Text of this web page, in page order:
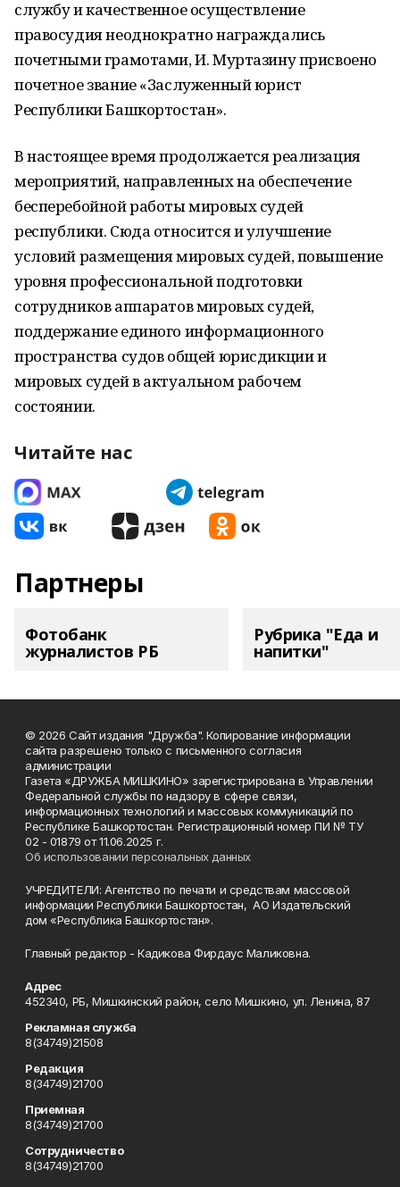
службу и качественное осуществление
правосудия неоднократно награждались
почетными грамотами, И. Муртазину присвоено
почетное звание «Заслуженный юрист
Республики Башкортостан».
В настоящее время продолжается реализация
мероприятий, направленных на обеспечение
бесперебойной работы мировых судей
республики. Сюда относится и улучшение
условий размещения мировых судей, повышение
уровня профессиональной подготовки
сотрудников аппаратов мировых судей,
поддержание единого информационного
пространства судов общей юрисдикции и
мировых судей в актуальном рабочем
состоянии.
Читайте нас
Партнеры
Фотобанк
журналистов РБ
Рубрика "Еда и
напитки"
© 2026 Сайт издания "Дружба". Копирование информации
сайта разрешено только с письменного согласия
администрации
Газета «ДРУЖБА МИШКИНО» зарегистрирована в Управлении
Федеральной службы по надзору в сфере связи,
информационных технологий и массовых коммуникаций по
Республике Башкортостан. Регистрационный номер ПИ № ТУ
02 - 01879 от 11.06.2025 г.
Об использовании персональных данных
УЧРЕДИТЕЛИ: Агентство по печати и средствам массовой
информации Республики Башкортостан, АО Издательский
дом «Республика Башкортостан».
Главный редактор - Кадикова Фирдаус Маликовна.
Адрес
452340, РБ, Мишкинский район, село Мишкино, ул. Ленина, 87
Рекламная служба
8(34749)21508
Редакция
8(34749)21700
Приемная
8(34749)21700
Сотрудничество
8(34749)21700